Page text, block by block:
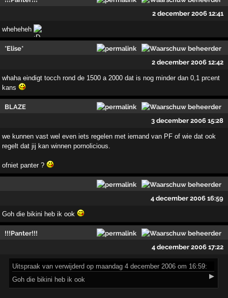
2 december 2006 12:41
wheheheh
*Elise*
2 december 2006 12:42
whaha eindigt tocch rond de 1500 a 2000 dat is nog minder dan 0,1 prcent
kans
BLAZE
3 december 2006 15:28
we kunnen vast wel even iets regelen met iemand van PF of wie dat ook
regelt dat jij kan winnen pornolicious.
ofniet panter ?
4 december 2006 16:59
Goh die bikini heb ik ook
!!!Panter!!!
4 december 2006 17:22
Uitspraak van verwijderd op maandag 4 december 2006 om 16:59:
▶
Goh die bikini heb ik ook